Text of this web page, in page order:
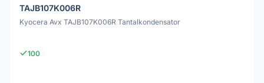
TAJB107K006R
Kyocera Avx TAJB107K006R Tantalkondensator
100